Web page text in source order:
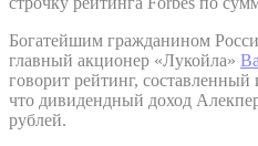
Богатейшим гражданином
главный акционер «Лукойла»
говорит рейтинг, составленный
что дивидендный доход
рублей.